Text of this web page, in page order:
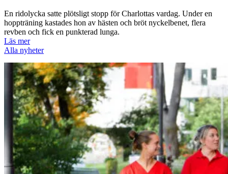
En ridolycka satte plötsligt stopp för Charlottas vardag. Under en
hoppträning kastades hon av hästen och bröt nyckelbenet, flera
revben och fick en punkterad lunga.
Läs mer
Alla nyheter